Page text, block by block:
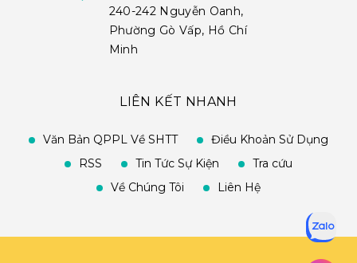
240-242 Nguyễn Oanh,
Phường Gò Vấp, Hồ Chí
Minh
LIÊN KẾT NHANH
Văn Bản QPPL Về SHTT
Điều Khoản Sử Dụng
RSS
Tin Tức Sự Kiện
Tra cứu
Về Chúng Tôi
Liên Hệ